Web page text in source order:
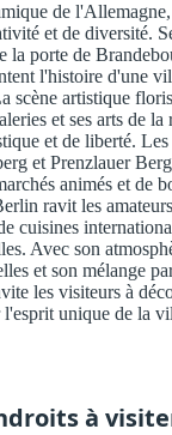
de
et de diversité.
la porte de
l'histoire d'une
scène artistique
et ses arts de la
et de liberté.
et Prenzlauer
animés et de
ravit les
cuisines
Avec son
et son mélange
les visiteurs à
l'esprit unique de la
à